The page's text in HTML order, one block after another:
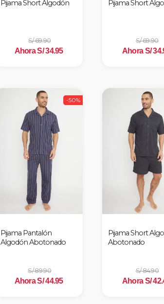
Pijama Short Algodón
S/ 69.90
Ahora S/ 34.95
Pijama Short
S/ 69.90
Ahora S/
-50%
Pijama Pantalón
Algodón Abotonado
S/ 89.90
Ahora S/ 44.95
Pijama Short
Abotonado
S/ 84.90
Ahora S/